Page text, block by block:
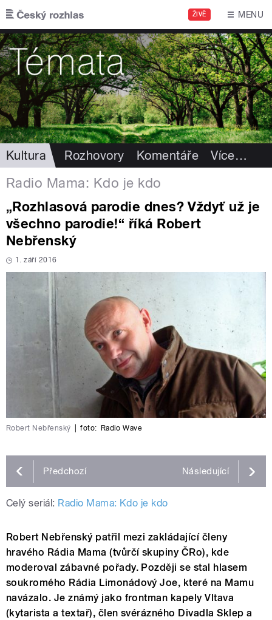
Přejít k hlavnímu obsahu
ŽIVĚ MENU
Kultura Rozhovory Komentáře Více…
Radio Mama: Kdo je kdo
„Rozhlasová parodie dnes? Vždyť už je
všechno parodie!“ říká Robert
Nebřenský
1. září 2016
Robert Nebřenský foto: Radio Wave
Předchozí Následující
Celý seriál: Radio Mama: Kdo je kdo
Robert Nebřenský patřil mezi zakládající členy
hravého Rádia Mama (tvůrčí skupiny ČRo), kde
moderoval zábavné pořady. Později se stal hlasem
soukromého Rádia Limonádový Joe, které na Mamu
navázalo. Je známý jako frontman kapely Vltava
(kytarista a textař), člen svérázného Divadla Sklep a